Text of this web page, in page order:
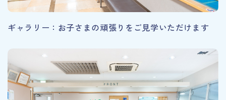
ギャラリー：お子さまの頑張りをご見学いただけます